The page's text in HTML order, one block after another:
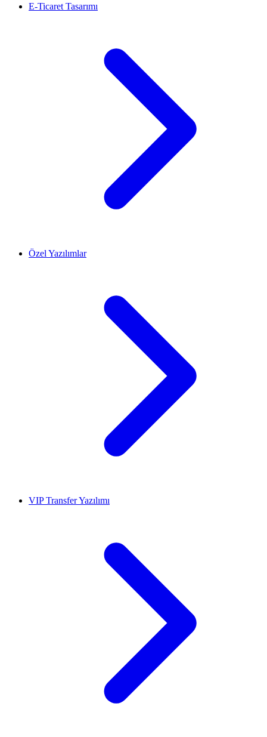
E-Ticaret Tasarımı
Özel Yazılımlar
VIP Transfer Yazılımı